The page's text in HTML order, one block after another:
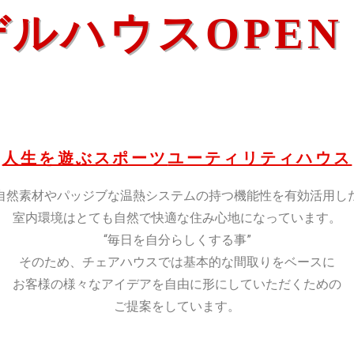
ルハウスOPEN
人生を遊ぶスポーツユーティリティハウス
然素材やパッジブな温熱システムの持つ機能性を有効活用し
室内環境はとても自然で快適な住み心地になっています。
“毎日を自分らしくする事”
そのため、チェアハウスでは基本的な間取りをベースに
お客様の様々なアイデアを自由に形にしていただくための
ご提案をしています。